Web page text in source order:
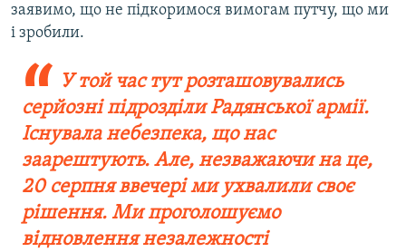
заявимо, що не підкоримося вимогам путчу, що ми
і зробили.
У той час тут розташовувались
серйозні підрозділи Радянської армії.
Існувала небезпека, що нас
заарештують. Але, незважаючи на це,
20 серпня ввечері ми ухвалили своє
рішення. Ми проголошуємо
відновлення незалежності